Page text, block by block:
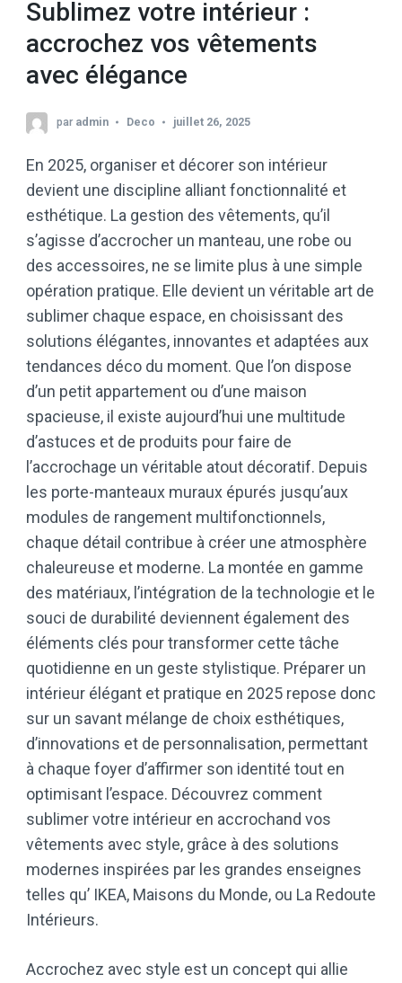
Sublimez votre intérieur :
accrochez vos vêtements
avec élégance
par admin Deco juillet 26, 2025
En 2025, organiser et décorer son intérieur
devient une discipline alliant fonctionnalité et
esthétique. La gestion des vêtements, qu’il
s’agisse d’accrocher un manteau, une robe ou
des accessoires, ne se limite plus à une simple
opération pratique. Elle devient un véritable art de
sublimer chaque espace, en choisissant des
solutions élégantes, innovantes et adaptées aux
tendances déco du moment. Que l’on dispose
d’un petit appartement ou d’une maison
spacieuse, il existe aujourd’hui une multitude
d’astuces et de produits pour faire de
l’accrochage un véritable atout décoratif. Depuis
les porte-manteaux muraux épurés jusqu’aux
modules de rangement multifonctionnels,
chaque détail contribue à créer une atmosphère
chaleureuse et moderne. La montée en gamme
des matériaux, l’intégration de la technologie et le
souci de durabilité deviennent également des
éléments clés pour transformer cette tâche
quotidienne en un geste stylistique. Préparer un
intérieur élégant et pratique en 2025 repose donc
sur un savant mélange de choix esthétiques,
d’innovations et de personnalisation, permettant
à chaque foyer d’affirmer son identité tout en
optimisant l’espace. Découvrez comment
sublimer votre intérieur en accrochand vos
vêtements avec style, grâce à des solutions
modernes inspirées par les grandes enseignes
telles qu’ IKEA, Maisons du Monde, ou La Redoute
Intérieurs.
Accrochez avec style est un concept qui allie